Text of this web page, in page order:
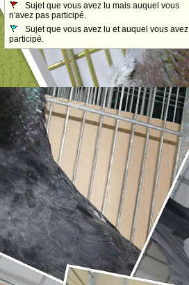
Sujet que vous avez lu mais auquel vous
n'avez pas participé.
Sujet que vous avez lu et auquel vous avez
participé.